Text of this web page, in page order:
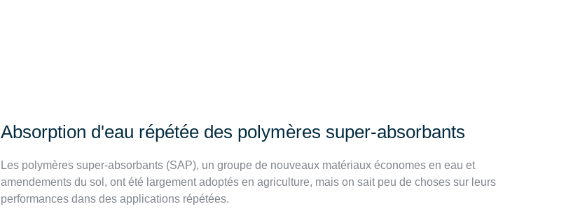
Absorption d'eau répétée des polymères super-absorbants
Les polymères super-absorbants (SAP), un groupe de nouveaux matériaux économes en eau et
amendements du sol, ont été largement adoptés en agriculture, mais on sait peu de choses sur leurs
performances dans des applications répétées.